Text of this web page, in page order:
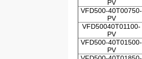
PV
VFD500-40T00750-
PV
VFD50040T01100-
PV
VFD500-40T01500-
PV